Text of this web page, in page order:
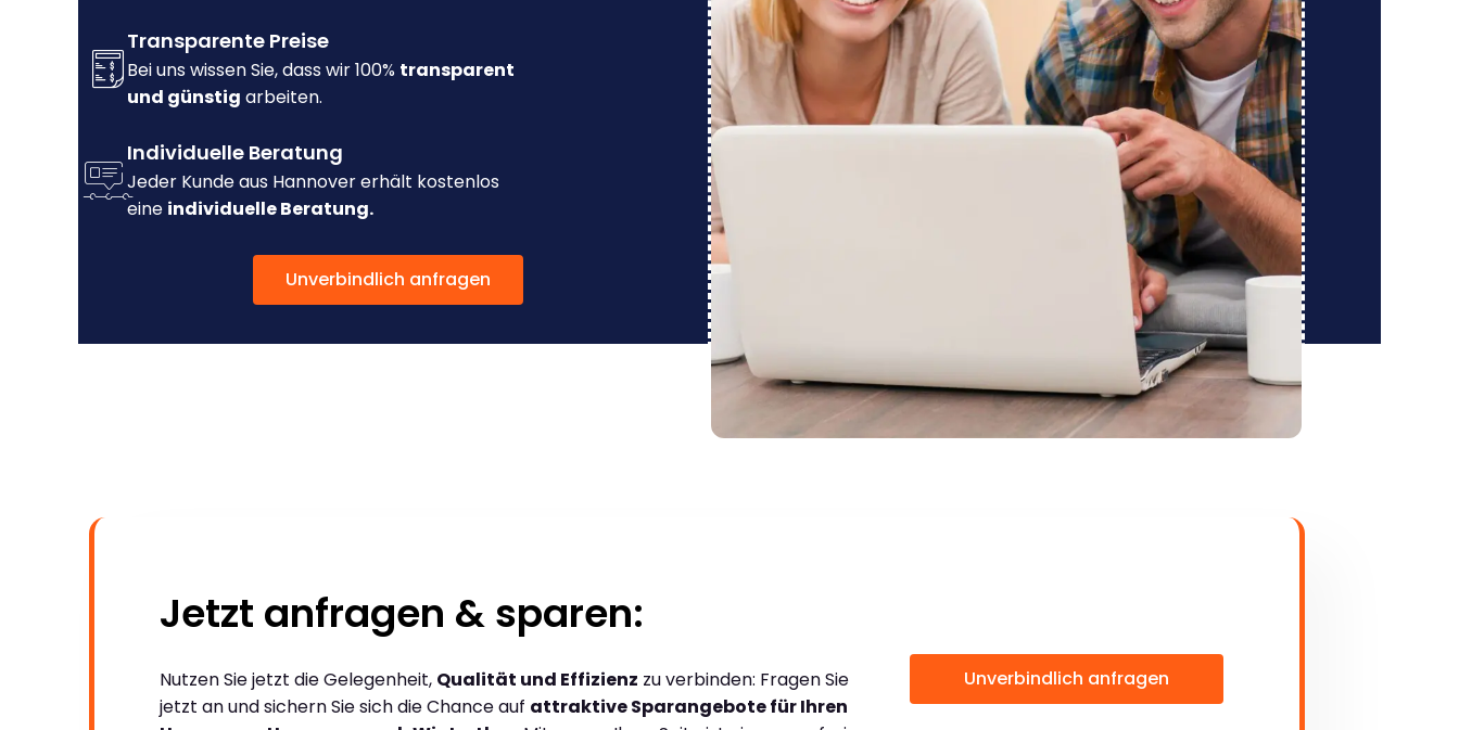
Transparente Preise
Bei uns wissen Sie, dass wir 100% transparent
und günstig arbeiten.
Individuelle Beratung
Jeder Kunde aus Hannover erhält kostenlos
eine individuelle Beratung.
Unverbindlich anfragen
Jetzt anfragen & sparen:
Nutzen Sie jetzt die Gelegenheit, Qualität und Effizienz zu verbinden: Fragen Sie
jetzt an und sichern Sie sich die Chance auf attraktive Sparangebote für Ihren
Unverbindlich anfragen